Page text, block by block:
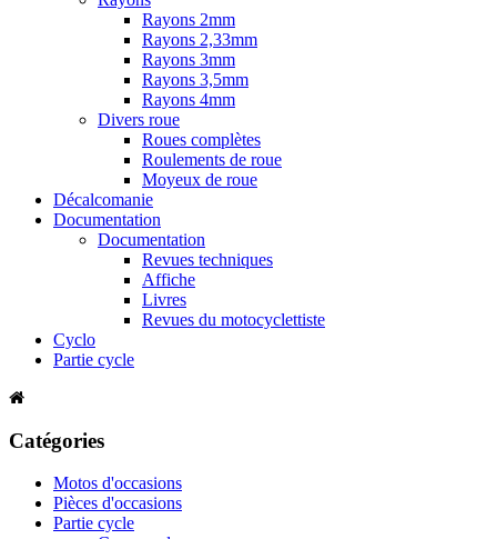
Rayons 2mm
Rayons 2,33mm
Rayons 3mm
Rayons 3,5mm
Rayons 4mm
Divers roue
Roues complètes
Roulements de roue
Moyeux de roue
Décalcomanie
Documentation
Documentation
Revues techniques
Affiche
Livres
Revues du motocyclettiste
Cyclo
Partie cycle
Catégories
Motos d'occasions
Pièces d'occasions
Partie cycle